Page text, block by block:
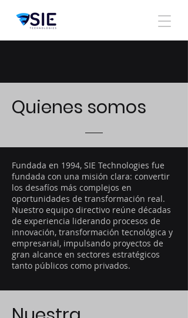
Quienes somos
Fundada en 1994, SIE Technologies fue
fundada con una misión clara: convertir
los desafíos más complejos en
oportunidades de transformación real.
Nuestro equipo directivo reúne décadas
de experiencia liderando procesos de
innovación, transformación tecnológica y
empresarial, impulsando proyectos de
gran alcance en sectores estratégicos
tanto públicos como privados.